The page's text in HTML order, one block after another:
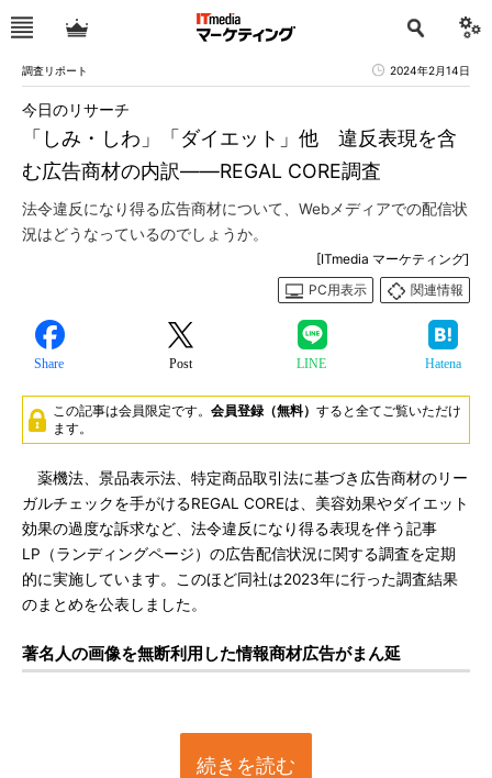
調査リポート 2024年2月14日
「しみ・しわ」「ダイエット」他 違反表現を含
む広告商材の内訳――REGAL CORE調査
今日のリサーチ
法令違反になり得る広告商材について、Webメディアでの配信状
況はどうなっているのでしょうか。
[ITmedia マーケティング]
PC用表示
関連情報
Share Post LINE Hatena
この記事は会員限定です。 会員登録（無料） すると全てご覧いただけ
ます。
薬機法、景品表示法、特定商品取引法に基づき広告商材のリー
ガルチェックを手がけるREGAL COREは、美容効果やダイエット
効果の過度な訴求など、法令違反になり得る表現を伴う記事
LP（ランディングページ）の広告配信状況に関する調査を定期
的に実施しています。このほど同社は2023年に行った調査結果
のまとめを公表しました。
著名人の画像を無断利用した情報商材広告がまん延
続きを読む